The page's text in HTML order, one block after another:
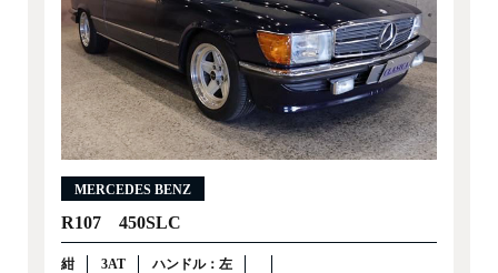
MERCEDES BENZ
R107 450SLC
紺 3AT ハンドル：左